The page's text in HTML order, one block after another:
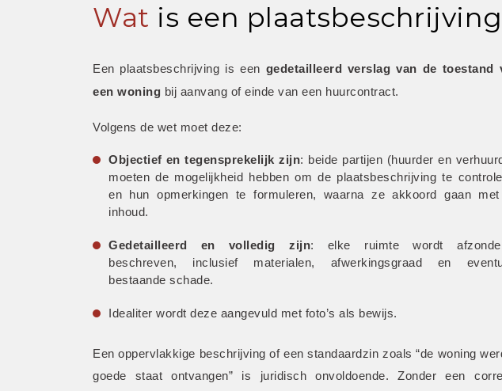
Wat is een
Een plaatsbeschrijving is een gedetailleerd verslag van de toestand
een woning bij aanvang of einde van een huurcontract.
Volgens de wet moet deze:
Objectief en tegensprekelijk zijn: beide partijen (huurder en
moeten de mogelijkheid hebben om de plaatsbeschrijving te
en hun opmerkingen te formuleren, waarna ze akkoord gaan
inhoud.
Gedetailleerd en volledig zijn: elke ruimte wordt
beschreven, inclusief materialen, afwerkingsgraad en
bestaande schade.
Idealiter wordt deze aangevuld met foto’s als bewijs.
Een oppervlakkige beschrijving of een standaardzin zoals “de woning
goede staat ontvangen” is juridisch onvoldoende. Zonder een